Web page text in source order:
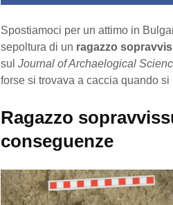
Spostiamoci per un attimo in
sepoltura di un ragazzo
sul Journal of Archaelogical
forse si trovava a caccia quando
Ragazzo
conseguenze